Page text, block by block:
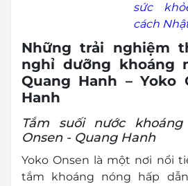
sức
cách
Những trải nghiệm
nghỉ dưỡng khoáng
Quang Hanh – Yoko
Hanh
Tắm suối nước
Onsen - Quang Hanh
Yoko Onsen là một nơi nổi
tắm khoáng nóng hấp